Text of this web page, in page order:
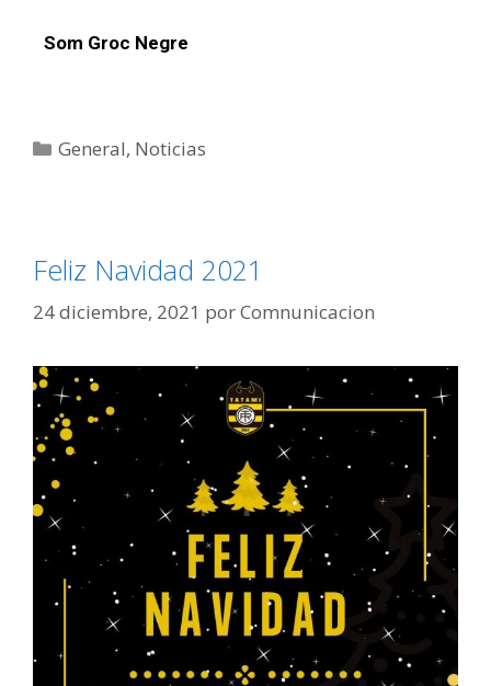
Som Groc Negre
General, Noticias
Feliz Navidad 2021
24 diciembre, 2021 porComnunicacion